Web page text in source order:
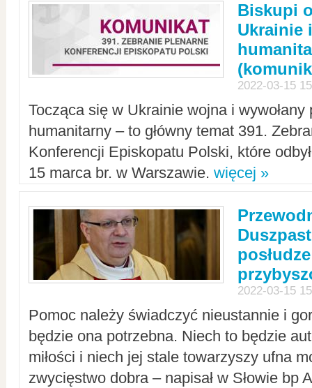
Biskupi
Ukrainie
2022-03-15
Tocząca się w Ukrainie wojna i
humanitarny – to główny temat 391.
Konferencji Episkopatu Polski, które
15 marca br. w Warszawie. więcej »
2022-03-15
Pomoc należy świadczyć nieustannie i
będzie ona potrzebna. Niech to będzie
miłości i niech jej stale towarzyszy ufna
zwycięstwo dobra – napisał w Słowie bp